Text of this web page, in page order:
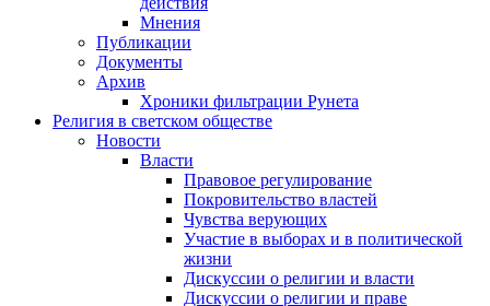
Мнения
Публикации
Документы
Архив
Хроники фильтрации Рунета
Религия в светском обществе
Новости
Власти
Правовое регулирование
Покровительство властей
Чувства верующих
Участие в выборах и в политической
жизни
Дискуссии о религии и власти
Дискуссии о религии и праве